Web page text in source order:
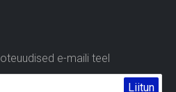
e-maili teel
Liitun